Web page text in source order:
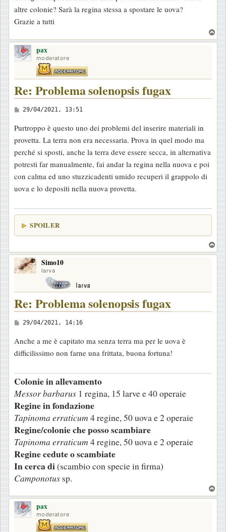
altre colonie? Sarà la regina stessa a spostare le uova?
Grazie a tutti
o
pax
moderatore
Re: Problema solenopsis fugax
M
s
s
a
g
g
i
29/04/2021, 13:51
Purtroppo è questo uno dei problemi del inserire materiali in
provetta. La terra non era necessaria. Prova in quel modo ma
perché si sposti, anche la terra deve essere secca, in alternativa
potresti far manualmente, fai andar la regina nella nuova e poi
con calma ed uno stuzzicadenti umido recuperi il grappolo di
uova e lo depositi nella nuova provetta.
SPOILER
o
Simo10
larva
Re: Problema solenopsis fugax
M
s
s
g
g
i
o
29/04/2021, 14:16
Anche a me è capitato ma senza terra ma per le uova è
difficilissimo non farne una frittata, buona fortuna!
Colonie in allevamento
Messor barbarus 1 regina, 15 larve e 40 operaie
Regine in fondazione
Tapinoma erraticum 4 regine, 50 uova e 2 operaie
Regine/colonie che posso scambiare
Tapinoma erraticum 4 regine, 50 uova e 2 operaie
Regine cedute o scambiate
In cerca di(scambio con specie in firma)
Camponotus sp.
o
pax
moderatore